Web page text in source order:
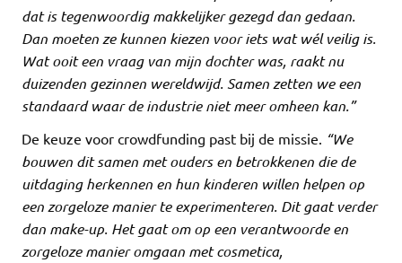
dat is tegenwoordig makkelijker gezegd dan gedaan.
Dan moeten ze kunnen kiezen voor iets wat wél veilig is.
Wat ooit een vraag van mijn dochter was, raakt nu
duizenden gezinnen wereldwijd. Samen zetten we een
standaard waar de industrie niet meer omheen kan.”
De keuze voor crowdfunding past bij de missie. “We
bouwen dit samen met ouders en betrokkenen die de
uitdaging herkennen en hun kinderen willen helpen op
een zorgeloze manier te experimenteren. Dit gaat verder
dan make-up. Het gaat om op een verantwoorde en
zorgeloze manier omgaan met cosmetica,